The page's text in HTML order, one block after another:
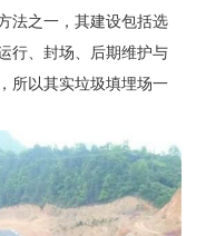
法之一，其建设包括选
行、封场、后期维护与
所以其实垃圾填埋场一